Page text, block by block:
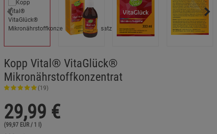
Kopp Vital® VitaGlück®
Mikronährstoffkonzentrat
(19)
29,99 €
(99,97 EUR / 1 l)